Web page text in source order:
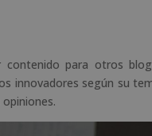
para otros
innovadores según su